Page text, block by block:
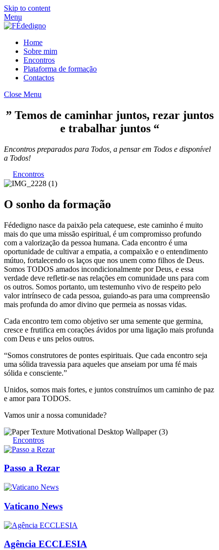
Skip to content
Menu
Home
Sobre mim
Encontros
Plataforma de formação
Contactos
Close Menu
” Temos de caminhar juntos, rezar juntos
e trabalhar juntos “
Encontros preparados para Todos, a pensar em Todos e disponível
a Todos!
Encontros
O sonho da formação
Fédedigno nasce da paixão pela catequese, este caminho é muito
mais do que uma missão espiritual, é um compromisso profundo
com a valorização da pessoa humana. Cada encontro é uma
oportunidade de cultivar a empatia, a compaixão e o entendimento
mútuo, fortalecendo os laços que nos unem como filhos de Deus.
Somos TODOS amados incondicionalmente por Deus, e essa
verdade deve refletir-se nas relações em comunidade uns para com
os outros. Somos portanto, um testemunho vivo de respeito pelo
valor intrínseco de cada pessoa, guiando-as para uma compreensão
mais profunda do amor divino que permeia as nossas vidas.
Cada encontro tem como objetivo ser uma semente que germina,
cresce e frutifica em corações ávidos por uma ligação mais profunda
com Deus e uns pelos outros.
“Somos construtores de pontes espirituais. Que cada encontro seja
uma sólida travessia para aqueles que anseiam por uma fé mais
sólida e consciente.”
Unidos, somos mais fortes, e juntos construímos um caminho de paz
e amor para TODOS.
Vamos unir a nossa comunidade?
Encontros
Passo a Rezar
Vaticano News
Agência ECCLESIA